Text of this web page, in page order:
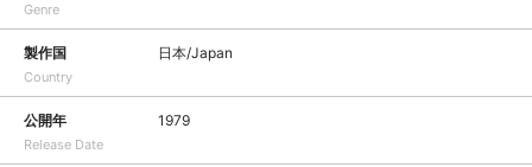
Genre
製作国
Country
日本/Japan
公開年
Release Date
1979